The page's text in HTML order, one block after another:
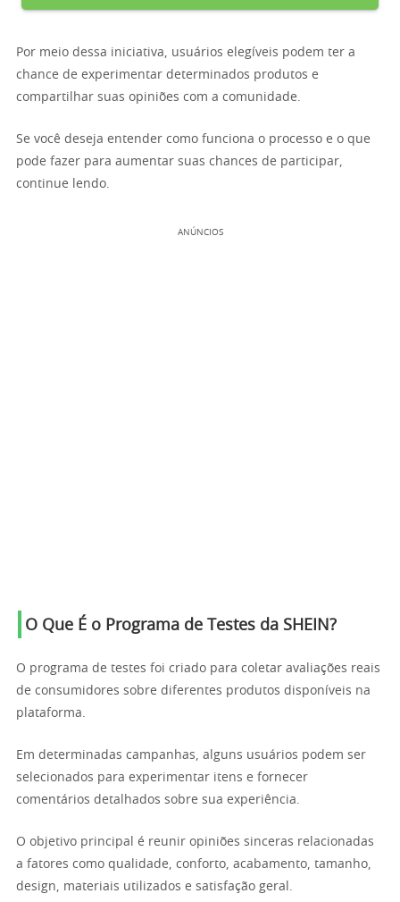
Por meio dessa iniciativa, usuários elegíveis podem ter a
chance de experimentar determinados produtos e
compartilhar suas opiniões com a comunidade.
Se você deseja entender como funciona o processo e o que
pode fazer para aumentar suas chances de participar,
continue lendo.
ANÚNCIOS
O Que É o Programa de Testes da SHEIN?
O programa de testes foi criado para coletar avaliações reais
de consumidores sobre diferentes produtos disponíveis na
plataforma.
Em determinadas campanhas, alguns usuários podem ser
selecionados para experimentar itens e fornecer
comentários detalhados sobre sua experiência.
O objetivo principal é reunir opiniões sinceras relacionadas
a fatores como qualidade, conforto, acabamento, tamanho,
design, materiais utilizados e satisfação geral.